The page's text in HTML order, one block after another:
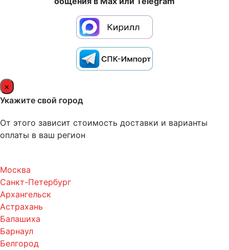
×
Укажите свой город
От этого зависит стоимость доставки и варианты
оплаты в ваш регион
Москва
Санкт-Петербург
Архангельск
Астрахань
Балашиха
Барнаул
Белгород